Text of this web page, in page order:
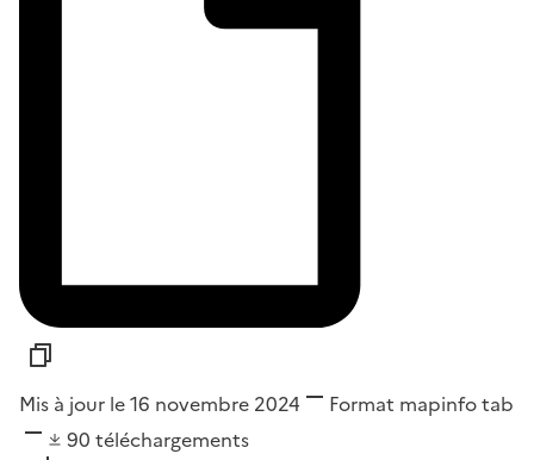
Mis à jour le 16 novembre 2024 Format mapinfo tab
90 téléchargements